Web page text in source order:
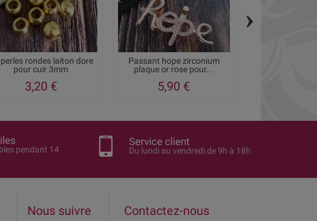
rondes laiton dore
pour cuir 3mm
3,20 €
Passant hope zirconium
plaque or rose pour...
5,90 €
›
pendant 14
Service client
Du lundi au vendredi de 9h à 18h
Nous suivre Contactez-nous